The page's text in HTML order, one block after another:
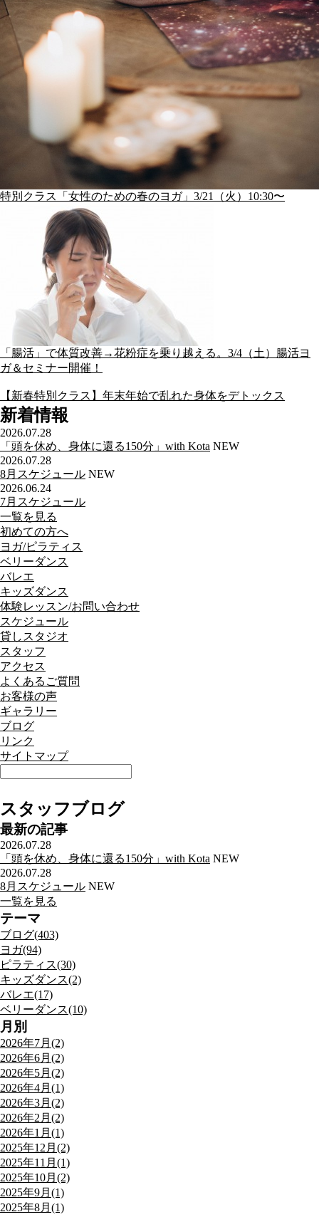
特別クラス「女性のための春のヨガ」3/21（火）10:30〜
「腸活」で体質改善→花粉症を乗り越える。3/4（土）腸活ヨ
ガ＆セミナー開催！
【新春特別クラス】年末年始で乱れた身体をデトックス
新着情報
2026.07.28
「頭を休め、身体に還る150分」with Kota NEW
2026.07.28
8月スケジュール NEW
2026.06.24
7月スケジュール
一覧を見る
初めての方へ
ヨガ/ピラティス
ベリーダンス
バレエ
キッズダンス
体験レッスン/お問い合わせ
スケジュール
貸しスタジオ
スタッフ
アクセス
よくあるご質問
お客様の声
ギャラリー
ブログ
リンク
サイトマップ
スタッフブログ
最新の記事
2026.07.28
「頭を休め、身体に還る150分」with Kota NEW
2026.07.28
8月スケジュール NEW
一覧を見る
テーマ
ブログ(403)
ヨガ(94)
ピラティス(30)
キッズダンス(2)
バレエ(17)
ベリーダンス(10)
月別
2026年7月(2)
2026年6月(2)
2026年5月(2)
2026年4月(1)
2026年3月(2)
2026年2月(2)
2026年1月(1)
2025年12月(2)
2025年11月(1)
2025年10月(2)
2025年9月(1)
2025年8月(1)